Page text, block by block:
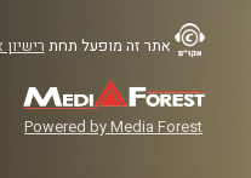
אתר זה מופעל תחת
Powered by Media Forest